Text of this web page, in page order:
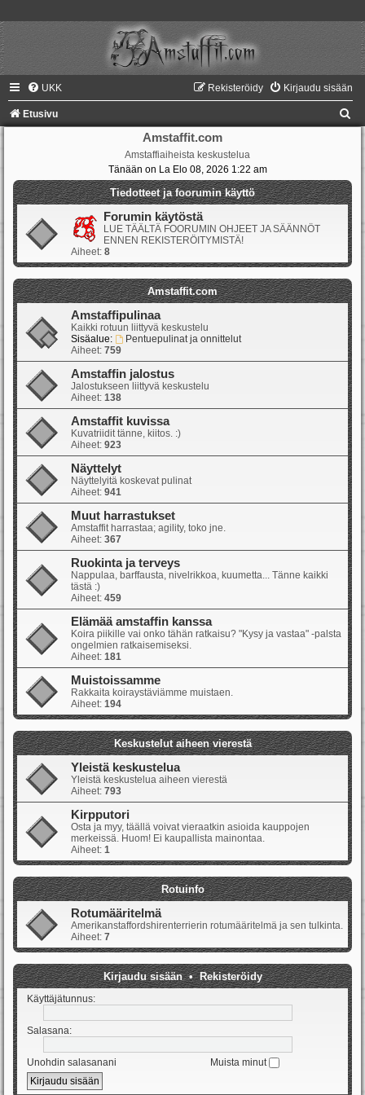
UKK Kirjaudu sisään
Rekisteröidy
Etusivu
Amstaffit.com
Amstaffiaiheista keskustelua
Tänään on La Elo 08, 2026 1:22 am
Tiedotteet ja foorumin käyttö
Forumin käytöstä
LUE TÄÄLTÄ FOORUMIN OHJEET JA SÄÄNNÖT
ENNEN REKISTERÖITYMISTÄ!
Aiheet: 8
Amstaffit.com
Amstaffipulinaa
Kaikki rotuun liittyvä keskustelu
Sisäalue:
Pentuepulinat ja onnittelut
Aiheet: 759
Amstaffin jalostus
Jalostukseen liittyvä keskustelu
Aiheet: 138
Amstaffit kuvissa
Kuvatriidit tänne, kiitos. :)
Aiheet: 923
Näyttelyt
Näyttelyitä koskevat pulinat
Aiheet: 941
Muut harrastukset
Amstaffit harrastaa; agility, toko jne.
Aiheet: 367
Ruokinta ja terveys
Nappulaa, barffausta, nivelrikkoa, kuumetta... Tänne kaikki
tästä :)
Aiheet: 459
Elämää amstaffin kanssa
Koira piikille vai onko tähän ratkaisu? "Kysy ja vastaa" -palsta
ongelmien ratkaisemiseksi.
Aiheet: 181
Muistoissamme
Rakkaita koiraystäviämme muistaen.
Aiheet: 194
Keskustelut aiheen vierestä
Yleistä keskustelua
Yleistä keskustelua aiheen vierestä
Aiheet: 793
Kirpputori
Osta ja myy, täällä voivat vieraatkin asioida kauppojen
merkeissä. Huom! Ei kaupallista mainontaa.
Aiheet: 1
Rotuinfo
Rotumääritelmä
Amerikanstaffordshirenterrierin rotumääritelmä ja sen tulkinta.
Aiheet: 7
Kirjaudu sisään•Rekisteröidy
Käyttäjätunnus:
Salasana:
Unohdin salasanani Muista minut